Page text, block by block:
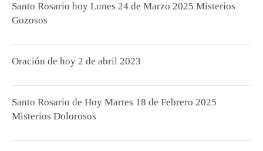
Santo Rosario hoy Lunes 24 de Marzo 2025 Misterios
Gozosos
Oración de hoy 2 de abril 2023
Santo Rosario de Hoy Martes 18 de Febrero 2025
Misterios Dolorosos